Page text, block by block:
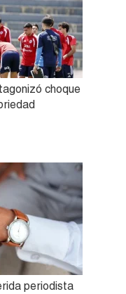
choque
periodista